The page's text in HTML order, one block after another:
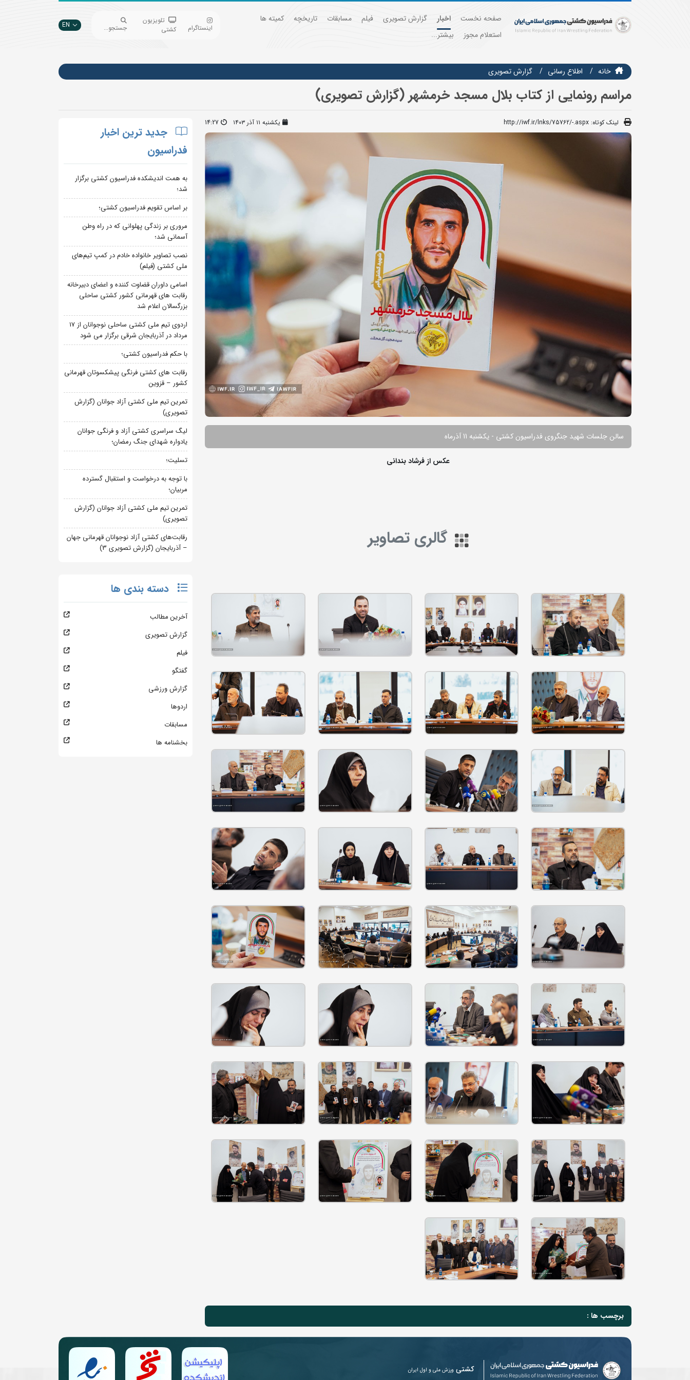
صفحه نخست اخبار گزارش تصویری فیلم مسابقات تاریخچه
کمیته ها
استعلام مجوز
بیشتر...
اینستاگرام
تلویزیون
کشتی
جستجو... EN
خانه اطلاع رسانی گزارش تصويري
مراسم رونمایی از کتاب بلال مسجد خرمشهر (گزارش تصویری)
لینک کوتاه: http://iwf.ir/lnks/75762/-.aspx یکشنبه ۱۱ آذر ۱۴۰۳ 14:27
سالن جلسات شهید جنگروی فدراسیون کشتی - یکشنبه 11 آذرماه
عکس از فرشاد بندانی
گالری تصاویر
برچسب ها :
جدید ترین اخبار
فدراسیون
به همت اندیشکده فدراسیون کشتی برگزار
شد؛
بر اساس تقویم فدراسیون کشتی؛
مروری بر زندگی پهلوانی که در راه وطن
آسمانی شد؛
نصب تصاویر خانواده خادم در کمپ تیم‌های
ملی کشتی (فیلم)
اسامی داوران قضاوت کننده و اعضای دبیرخانه
رقابت های قهرمانی کشور کشتی ساحلی
بزرگسالان اعلام شد
اردوی تیم ملی کشتی ساحلی نوجوانان از 17
مرداد در آذربایجان شرقی برگزار می شود
با حکم فدراسیون کشتی؛
رقابت های کشتی فرنگی پیشکسوتان قهرمانی
کشور – قزوین
تمرین تیم ملی کشتی آزاد جوانان (گزارش
تصویری)
لیگ سراسری کشتی آزاد و فرنگی جوانان
یادواره شهدای جنگ رمضان؛
تسلیت؛
با توجه به درخواست و استقبال گسترده
مربیان؛
تمرین تیم ملی کشتی آزاد جوانان (گزارش
تصویری)
رقابت‌های کشتی آزاد نوجوانان قهرمانی جهان
– آذربایجان (گزارش تصویری 3)
دسته بندی ها
آخرین مطالب
گزارش تصویری
فیلم
گفتگو
گزارش ورزشی
اردوها
مسابقات
بخشنامه ها
کشتی ورزش ملی و اول ایران